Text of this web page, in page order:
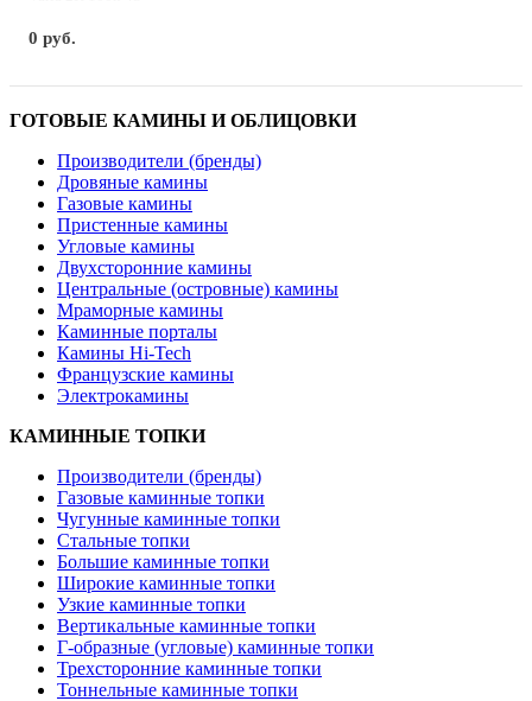
0 руб.
ГОТОВЫЕ КАМИНЫ И ОБЛИЦОВКИ
Производители (бренды)
Дровяные камины
Газовые камины
Пристенные камины
Угловые камины
Двухсторонние камины
Центральные (островные) камины
Мраморные камины
Каминные порталы
Камины Hi-Tech
Французские камины
Электрокамины
КАМИННЫЕ ТОПКИ
Производители (бренды)
Газовые каминные топки
Чугунные каминные топки
Стальные топки
Большие каминные топки
Широкие каминные топки
Узкие каминные топки
Вертикальные каминные топки
Г-образные (угловые) каминные топки
Трехсторонние каминные топки
Тоннельные каминные топки